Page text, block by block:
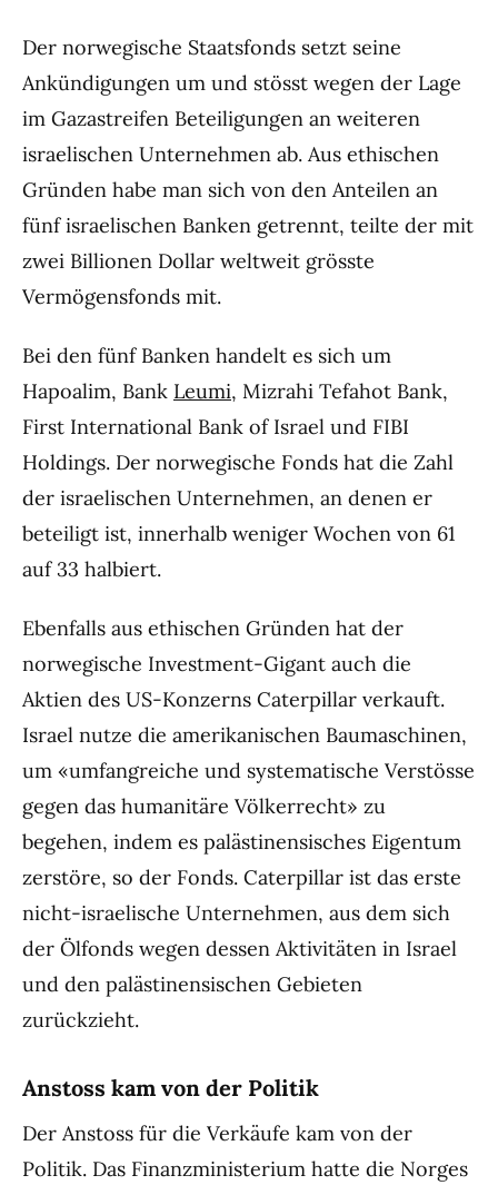
Der norwegische Staatsfonds setzt seine
Ankündigungen um und stösst wegen der Lage
im Gazastreifen Beteiligungen an weiteren
israelischen Unternehmen ab. Aus ethischen
Gründen habe man sich von den Anteilen an
fünf israelischen Banken getrennt, teilte der mit
zwei Billionen Dollar weltweit grösste
Vermögensfonds mit.
Bei den fünf Banken handelt es sich um
Hapoalim, Bank Leumi, Mizrahi Tefahot Bank,
First International Bank of Israel und FIBI
Holdings. Der norwegische Fonds hat die Zahl
der israelischen Unternehmen, an denen er
beteiligt ist, innerhalb weniger Wochen von 61
auf 33 halbiert.
Ebenfalls aus ethischen Gründen hat der
norwegische Investment-Gigant auch die
Aktien des US-Konzerns Caterpillar verkauft.
Israel nutze die amerikanischen Baumaschinen,
um «umfangreiche und systematische Verstösse
gegen das humanitäre Völkerrecht» zu
begehen, indem es palästinensisches Eigentum
zerstöre, so der Fonds. Caterpillar ist das erste
nicht-israelische Unternehmen, aus dem sich
der Ölfonds wegen dessen Aktivitäten in Israel
und den palästinensischen Gebieten
zurückzieht.
Anstoss kam von der Politik
Der Anstoss für die Verkäufe kam von der
Politik. Das Finanzministerium hatte die Norges